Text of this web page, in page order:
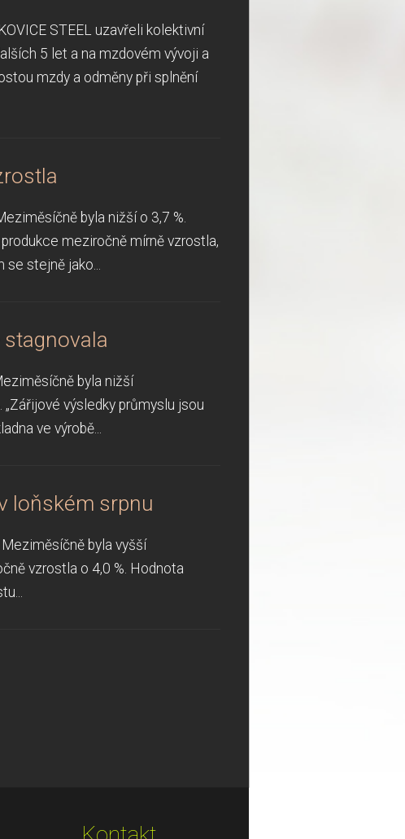
STEEL uzavřeli kolektivní
5 let a na mzdovém vývoji a
mzdy a odměny při splnění
byla nižší o 3,7 %.
meziročně mírně vzrostla,
se stejně jako...
byla nižší
výsledky průmyslu jsou
ve výrobě...
loňském srpnu
byla vyšší
vzrostla o 4,0 %. Hodnota